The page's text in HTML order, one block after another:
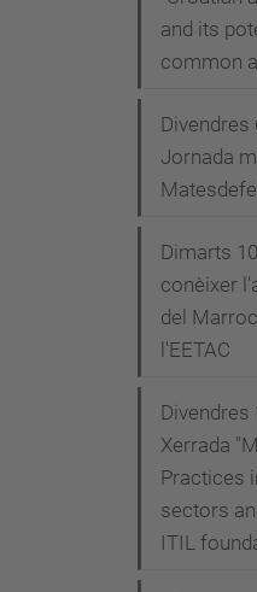
and its
common
Divendres
Jornada
Dimarts
conèixer
del
l'EETAC
Divendres
Xerrada
Practices
sectors
ITIL